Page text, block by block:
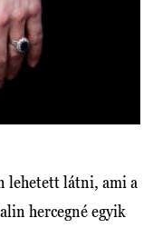
lehetett látni, ami a
hercegné egyik